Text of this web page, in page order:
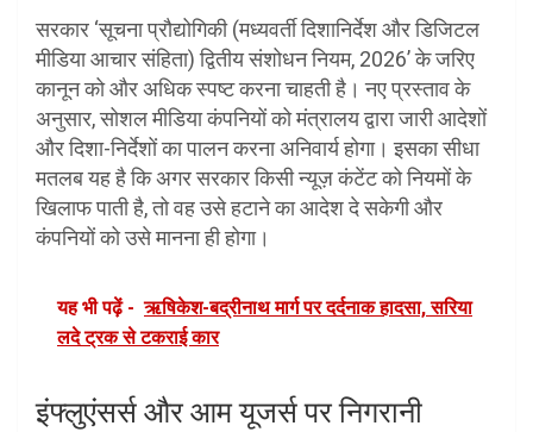
सरकार ‘सूचना प्रौद्योगिकी (मध्यवर्ती दिशानिर्देश और डिजिटल
मीडिया आचार संहिता) द्वितीय संशोधन नियम, 2026’ के जरिए
कानून को और अधिक स्पष्ट करना चाहती है। नए प्रस्ताव के
अनुसार, सोशल मीडिया कंपनियों को मंत्रालय द्वारा जारी आदेशों
और दिशा-निर्देशों का पालन करना अनिवार्य होगा। इसका सीधा
मतलब यह है कि अगर सरकार किसी न्यूज़ कंटेंट को नियमों के
खिलाफ पाती है, तो वह उसे हटाने का आदेश दे सकेगी और
कंपनियों को उसे मानना ही होगा।
यह भी पढ़ें - ऋषिकेश-बद्रीनाथ मार्ग पर दर्दनाक हादसा, सरिया
लदे ट्रक से टकराई कार
इंफ्लुएंसर्स और आम यूजर्स पर निगरानी